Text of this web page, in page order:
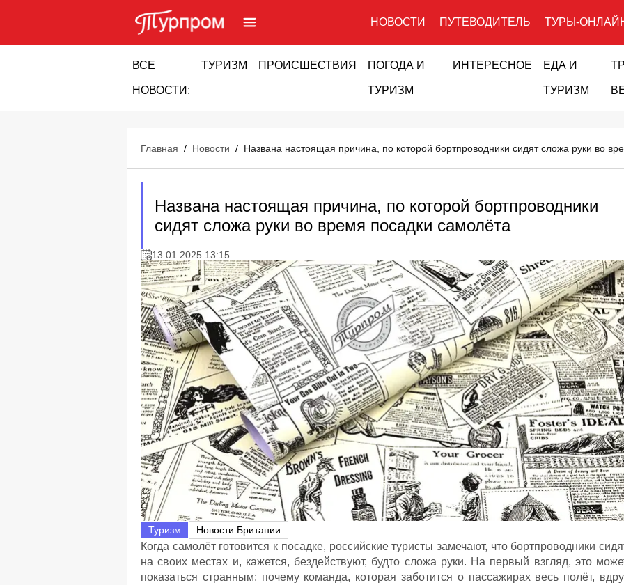
НОВОСТИ ПУТЕВОДИТЕЛЬ ТУРЫ-
ВСЕ
НОВОСТИ:
ТУРИЗМ ПРОИСШЕСТВИЯ ПОГОДА И
ТУРИЗМ
ИНТЕРЕСНОЕ ЕДА И
ТУРИЗМ
Главная / Новости / Названа настоящая причина, по которой бортпроводники сидят сложа руки во
Названа настоящая причина, по которой бортпроводники
сидят сложа руки во время посадки самолёта
13.01.2025 13:15
Туризм Новости Британии
Когда самолёт готовится к посадке, российские туристы замечают, что бортпроводники
на своих местах и, кажется, бездействуют, будто сложа руки. На первый взгляд, это
показаться странным: почему команда, которая заботится о пассажирах весь полёт,